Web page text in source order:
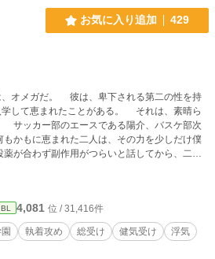
お気に入り追加 429
オメガだ。 彼は、卑下される第二の性を持
学して恵まれたことがある。 それは、素晴ら
サッカー部のエースである陽介、バスケ部次
かもに恵まれた二人は、その力を少しだけ僕
が合わず副作用がつらいと話してから、二人
をしてくれる。 こんなボランティアもして
穏やかで心地よかった。 しかし、ある日や
選ぶのか… **** オメガバース で
れません。総受けです。 王道学園内でひっ
恋する話です。 主人公はつらい思いもしま
、なんでも許せる方向けです。 少し前
BL 4,081 位 / 31,416件
執着攻め 総受け 健気受け
浮気